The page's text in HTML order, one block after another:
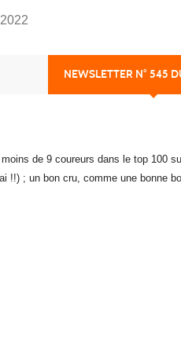
NEWSLETTER N° 545
de 9 coureurs dans le top 100
; un bon cru, comme une bonne